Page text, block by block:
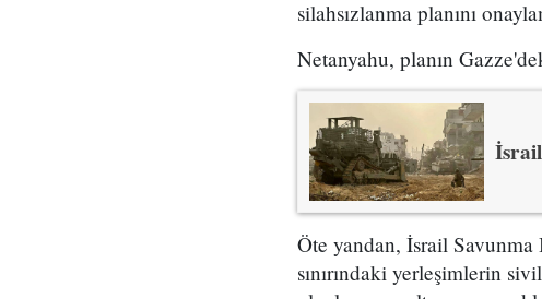
silahsızlanma planını
Netanyahu, planın
Öte yandan, İsrail Savunma
sınırındaki yerleşimlerin